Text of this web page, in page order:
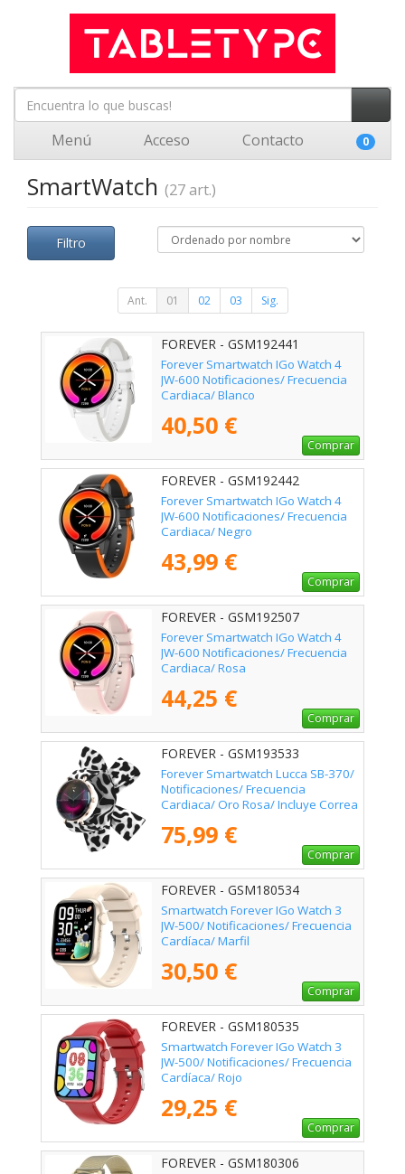
Menú Acceso Contacto 0
SmartWatch (27 art.)
Filtro
Ant. 01 02 03 Sig.
FOREVER - GSM192441
Forever Smartwatch IGo Watch 4
JW-600 Notificaciones/ Frecuencia
Cardiaca/ Blanco
40,50 €
Comprar
FOREVER - GSM192442
Forever Smartwatch IGo Watch 4
JW-600 Notificaciones/ Frecuencia
Cardiaca/ Negro
43,99 €
Comprar
FOREVER - GSM192507
Forever Smartwatch IGo Watch 4
JW-600 Notificaciones/ Frecuencia
Cardiaca/ Rosa
44,25 €
Comprar
FOREVER - GSM193533
Forever Smartwatch Lucca SB-370/
Notificaciones/ Frecuencia
Cardiaca/ Oro Rosa/ Incluye Correa
75,99 €
Comprar
FOREVER - GSM180534
Smartwatch Forever IGo Watch 3
JW-500/ Notificaciones/ Frecuencia
Cardíaca/ Marfil
30,50 €
Comprar
FOREVER - GSM180535
Smartwatch Forever IGo Watch 3
JW-500/ Notificaciones/ Frecuencia
Cardíaca/ Rojo
29,25 €
Comprar
FOREVER - GSM180306